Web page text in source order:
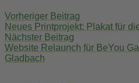
navigation
Vorheriger Beitrag
Neues Printprojekt: Plakat für
Nächster Beitrag
Website Relaunch für BeYou
Gladbach